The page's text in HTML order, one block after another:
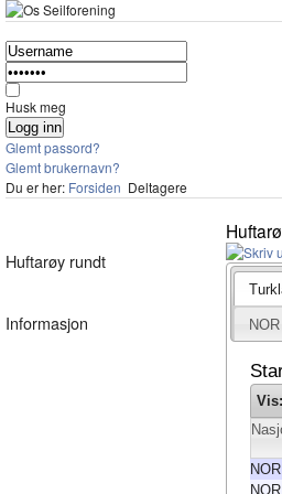
Husk meg
Glemt passord?
Glemt brukernavn?
Du er her: Forsiden Deltagere
Huftarøy rundt
Informasjon
NOR
NOR